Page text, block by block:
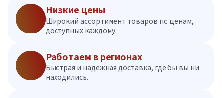
Низкие цены
Широкий ассортимент товаров по ценам,
доступных каждому.
Работаем в регионах
Быстрая и надежная доставка, где бы вы ни
находились.